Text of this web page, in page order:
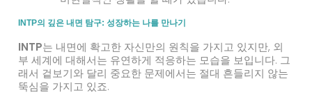
INTP의 깊은 내면 탐구: 성장하는 나를 만나기
INTP는 내면에 확고한 자신만의 원칙을 가지고 있지만, 외
부 세계에 대해서는 유연하게 적응하는 모습을 보입니다. 그
래서 겉보기와 달리 중요한 문제에서는 절대 흔들리지 않는
뚝심을 가지고 있죠.